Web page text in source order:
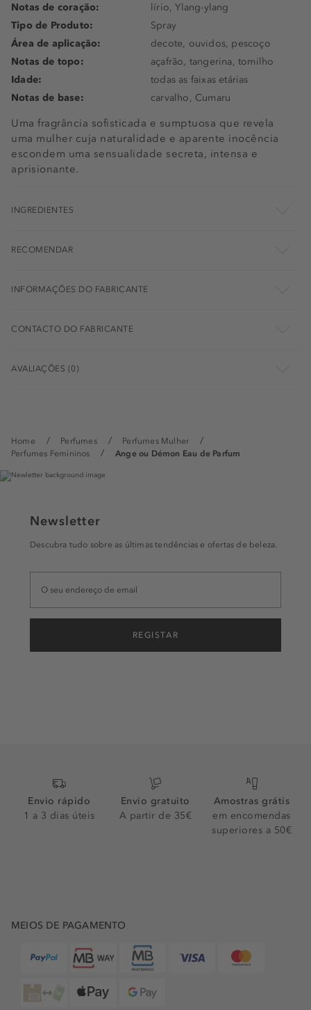
Home Perfumes
Perfumes Mulher
Perfumes Femininos
Ange ou Démon Eau de Parfum
Uma fragrância sofisticada e sumptuosa que revela
uma mulher cuja naturalidade e aparente inocência
escondem uma sensualidade secreta, intensa e
aprisionante.
Notas de coração:
lírio, Ylang-ylang
Tipo de Produto:
Spray
Área de aplicação:
decote, ouvidos, pescoço
Notas de topo:
açafrão, tangerina, tomilho
Idade:
todas as faixas etárias
Notas de base:
carvalho, Cumaru
INGREDIENTES
RECOMENDAR
INFORMAÇÕES DO FABRICANTE
CONTACTO DO FABRICANTE
AVALIAÇÕES (0)
Newsletter
Descubra tudo sobre as últimas tendências e ofertas de beleza.
REGISTAR
Envio rápido
1 a 3 dias úteis
Envio gratuito
A partir de 35€
Amostras grátis
em encomendas
superiores a 50€
MEIOS DE PAGAMENTO